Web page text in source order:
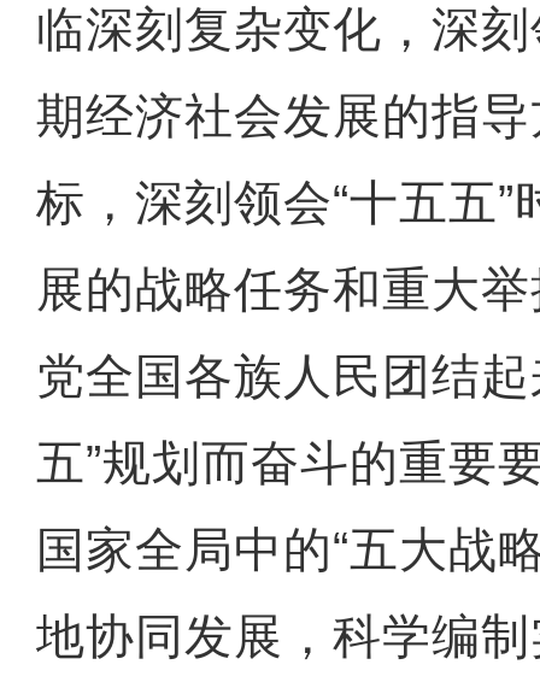
临深刻复杂变化，深刻
期经济社会发展的指
标，深刻领会“十五五
展的战略任务和重大
党全国各族人民团结
五”规划而奋斗的重要
国家全局中的“五大战
地协同发展，科学编